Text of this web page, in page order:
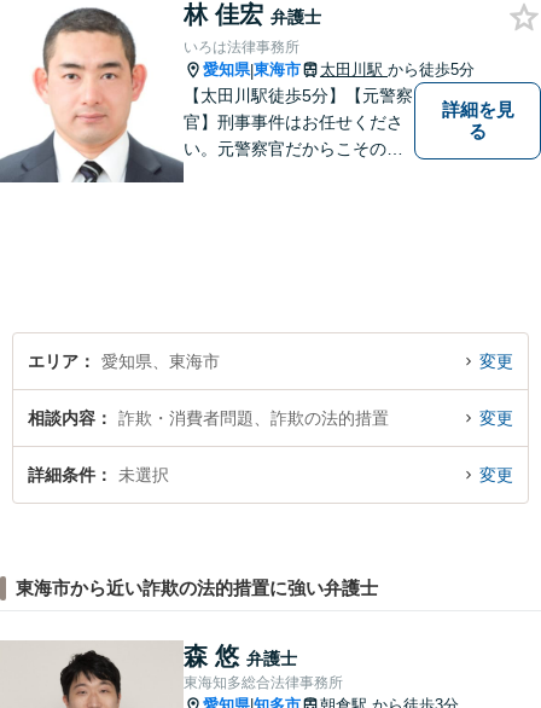
林 佳宏 弁護士
いろは法律事務所
愛知県|東海市 太田川駅 から徒歩5分
【太田川駅徒歩5分】【元警察
官】刑事事件はお任せくださ
い。元警察官だからこその視
詳細を見
る
エリア 愛知県、東海市 変更
相談内容 詐欺・消費者問題、詐欺の法的措置 変更
詳細条件 未選択 変更
東海市から近い詐欺の法的措置に強い弁護士
森 悠 弁護士
東海知多総合法律事務所
愛知県 知多市 朝倉駅 から徒歩3分